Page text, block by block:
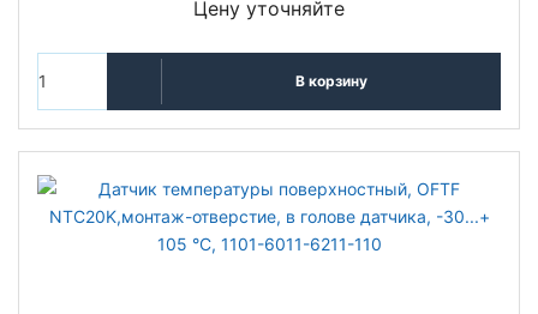
Цену уточняйте
В корзину